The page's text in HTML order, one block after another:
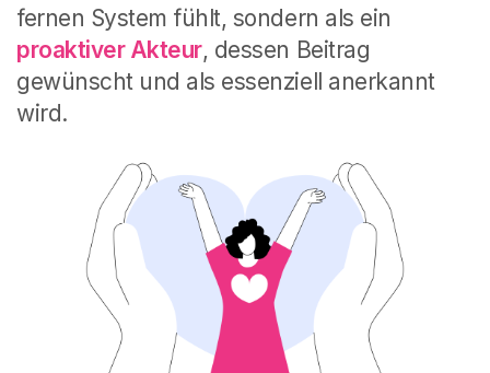
fernen System fühlt, sondern als ein
proaktiver Akteur, dessen Beitrag
gewünscht und als essenziell anerkannt
wird.